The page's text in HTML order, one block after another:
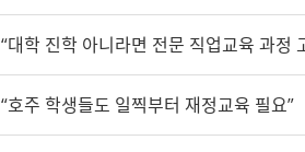
“대학 진학 아니라면 전문 직업교육 과정
“호주 학생들도 일찍부터 재정교육 필요”